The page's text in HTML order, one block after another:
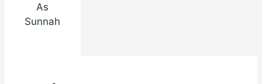
As
Sunnah